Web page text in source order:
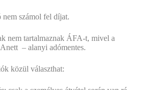
nem számol fel díjat.
nem tartalmaznak ÁFA-t, mivel a
– alanyi adómentes.
közül választhat: